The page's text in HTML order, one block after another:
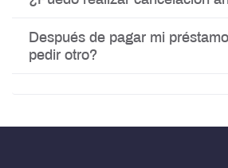
Después de pagar mi
pedir otro?